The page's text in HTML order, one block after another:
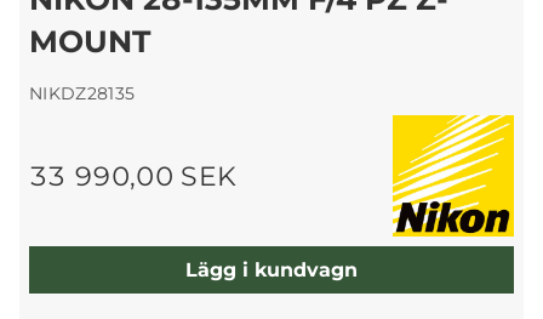
MOUNT
NIKDZ28135
33 990,00 SEK
Lägg i kundvagn